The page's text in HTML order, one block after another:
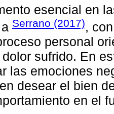
esencial en
Serrano (2017),
personal
sufrido. En
las emociones
desear el bien
en el